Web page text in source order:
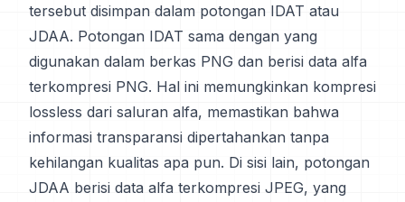
tersebut disimpan dalam potongan IDAT atau
JDAA. Potongan IDAT sama dengan yang
digunakan dalam berkas PNG dan berisi data alfa
terkompresi PNG. Hal ini memungkinkan kompresi
lossless dari saluran alfa, memastikan bahwa
informasi transparansi dipertahankan tanpa
kehilangan kualitas apa pun. Di sisi lain, potongan
JDAA berisi data alfa terkompresi JPEG, yang